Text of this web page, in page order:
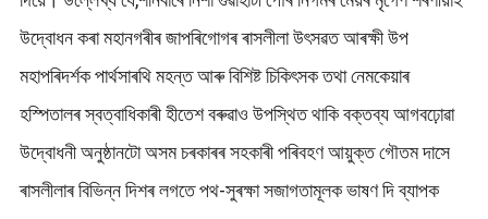
উদ্বোধন কৰা মহানগৰীৰ জাপৰিগোগৰ ৰাসলীলা উৎসৱত আৰক্ষী উপ
মহাপৰিদৰ্শক পাৰ্থসাৰথি মহন্ত আৰু বিশিষ্ট চিকিৎসক তথা নেমকেয়াৰ
হস্পিতালৰ স্বত্বাধিকাৰী হীতেশ বৰুৱাও উপস্থিত থাকি বক্তব্য আগবঢ়োৱা
উদ্বোধনী অনুষ্ঠানটো অসম চৰকাৰৰ সহকাৰী পৰিবহণ আয়ুক্ত গৌতম দাসে
ৰাসলীলাৰ বিভিন্ন দিশৰ লগতে পথ-সুৰক্ষা সজাগতামূলক ভাষণ দি ব্যাপক